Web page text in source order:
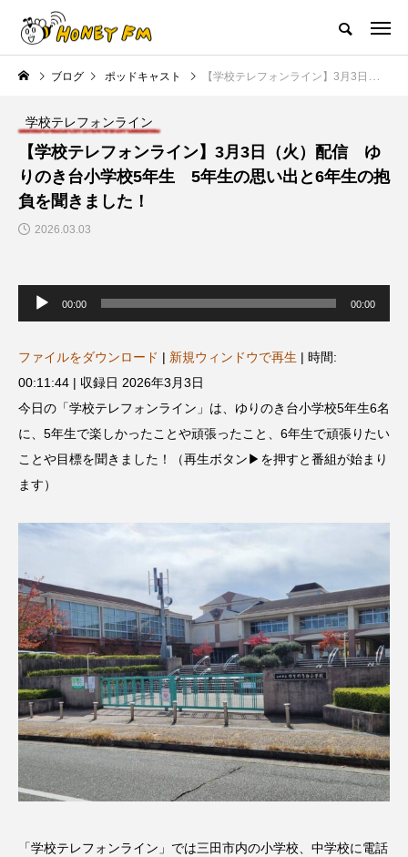
ハニーエフエム｜地域・人にフォーカスし発信するウェブラジオ局
HOME ハニーFMの紹介 後援申請 フリーペーパー プレイ
NEW POST
JAZZ BAR COZY
最終回【JAZZ Bar cozy】3月7
日（木）今回はビル・エヴァン
ス リバーサイド4部作を特集し
ました！
2024.03.07
意識しています 三田グリーン
ットの山本さん
2026.07.14
TAG LIST
10周年記念 12月号
1975年のケルン・コンサート 1学期 1年生
2024年度 2025年 2025年度 2026
2026年 2026年度 20周年 2学期
3年生 4年生 6年生 6月号 77
7月 accototo BAD GENIUS BL出版
ブログ ポッドキャスト 【学校テレフォンライン】3月3日（火）配信 ゆりのき台小学校5年生 5年生の思い出と6年生の抱負を聞きました！
学校テレフォンライン
【学校テレフォンライン】3月3日（火）配信 ゆ
りのき台小学校5年生 5年生の思い出と6年生の抱
負を聞きました！
2026.03.03
ヤ
ー
00:00 00:00
ファイルをダウンロード | 新規ウィンドウで再生 | 時間:
00:11:44 | 収録日 2026年3月3日
今日の「学校テレフォンライン」は、ゆりのき台小学校5年生6名
に、5年生で楽しかったことや頑張ったこと、6年生で頑張りたい
ことや目標を聞きました！（再生ボタン▶を押すと番組が始まり
ます）
「学校テレフォンライン」では三田市内の小学校、中学校に電話